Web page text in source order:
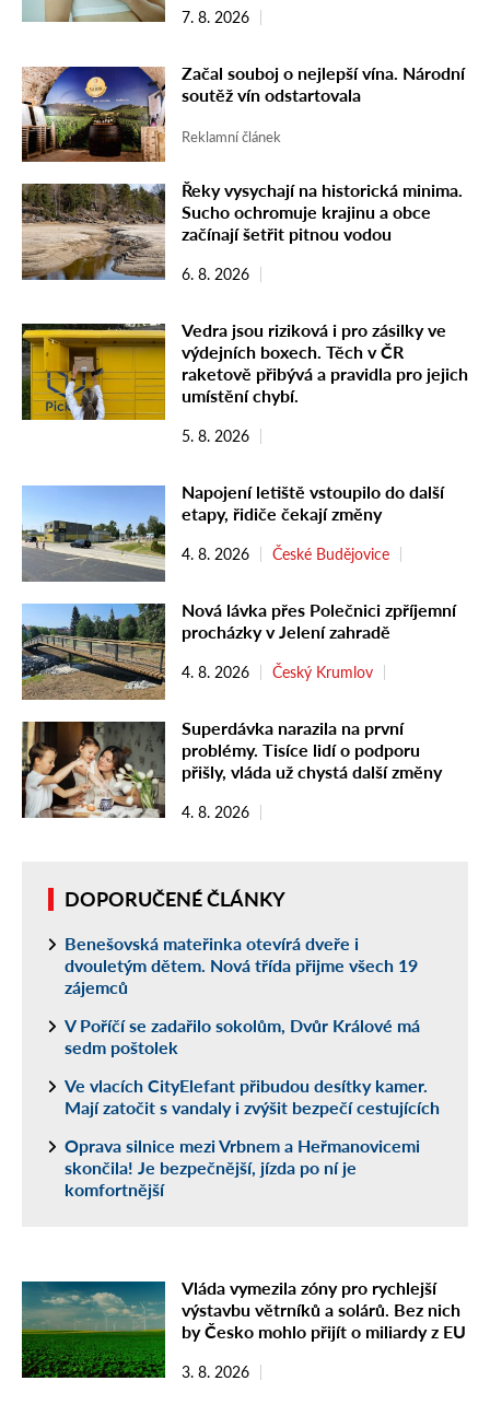
7. 8. 2026
Začal souboj o nejlepší vína. Národní
soutěž vín odstartovala
Reklamní článek
Řeky vysychají na historická minima.
Sucho ochromuje krajinu a obce
začínají šetřit pitnou vodou
6. 8. 2026
Vedra jsou riziková i pro zásilky ve
výdejních boxech. Těch v ČR
raketově přibývá a pravidla pro jejich
umístění chybí.
5. 8. 2026
Napojení letiště vstoupilo do další
etapy, řidiče čekají změny
4. 8. 2026 České Budějovice
Nová lávka přes Polečnici zpříjemní
procházky v Jelení zahradě
4. 8. 2026 Český Krumlov
Superdávka narazila na první
problémy. Tisíce lidí o podporu
přišly, vláda už chystá další změny
4. 8. 2026
DOPORUČENÉ ČLÁNKY
Benešovská mateřinka otevírá dveře i
dvouletým dětem. Nová třída přijme všech 19
zájemců
V Poříčí se zadařilo sokolům, Dvůr Králové má
sedm poštolek
Ve vlacích CityElefant přibudou desítky kamer.
Mají zatočit s vandaly i zvýšit bezpečí cestujících
Oprava silnice mezi Vrbnem a Heřmanovicemi
skončila! Je bezpečnější, jízda po ní je
komfortnější
Vláda vymezila zóny pro rychlejší
výstavbu větrníků a solárů. Bez nich
by Česko mohlo přijít o miliardy z EU
3. 8. 2026